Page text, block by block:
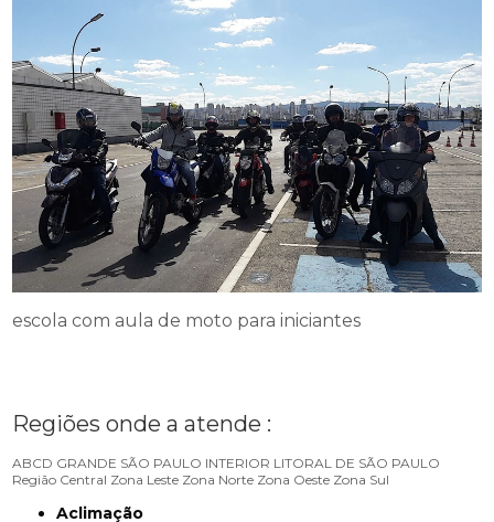
escola com aula de moto para iniciantes
Regiões onde a atende :
ABCD GRANDE SÃO PAULO INTERIOR LITORAL DE SÃO PAULO
Região Central Zona Leste Zona Norte Zona Oeste Zona Sul
Aclimação